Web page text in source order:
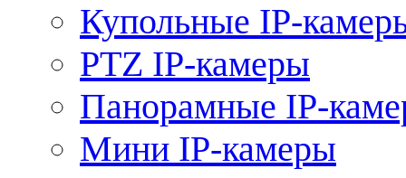
Купольные IP-
PTZ IP-камеры
Панорамные IP-
Мини IP-камеры